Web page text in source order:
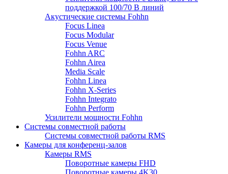
поддержкой 100/70 В линий
Акустические системы Fohhn
Focus Linea
Focus Modular
Focus Venue
Fohhn ARC
Fohhn Airea
Media Scale
Fohhn Linea
Fohhn X-Series
Fohhn Integrato
Fohhn Perform
Усилители мощности Fohhn
Системы совместной работы
Системы совместной работы RMS
Камеры для конференц-залов
Камеры RMS
Поворотные камеры FHD
Поворотные камеры 4K30